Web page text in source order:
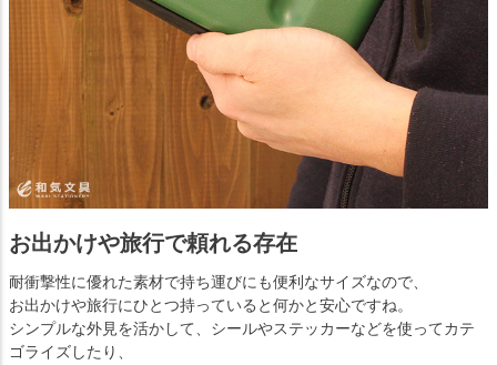
お出かけや旅行で頼れる存在
耐衝撃性に優れた素材で持ち運びにも便利なサイズなので、
お出かけや旅行にひとつ持っていると何かと安心ですね。
シンプルな外見を活かして、シールやステッカーなどを使ってカテ
ゴライズしたり、